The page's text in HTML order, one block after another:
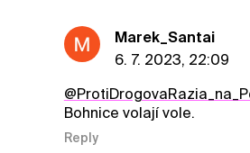
Marek_Santai
6. 7. 2023, 22:09
Bohnice volají vole.
Reply